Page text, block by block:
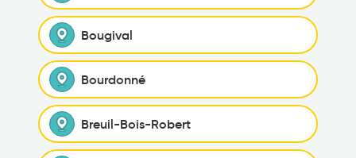
Bougival
Bourdonné
Breuil-Bois-Robert